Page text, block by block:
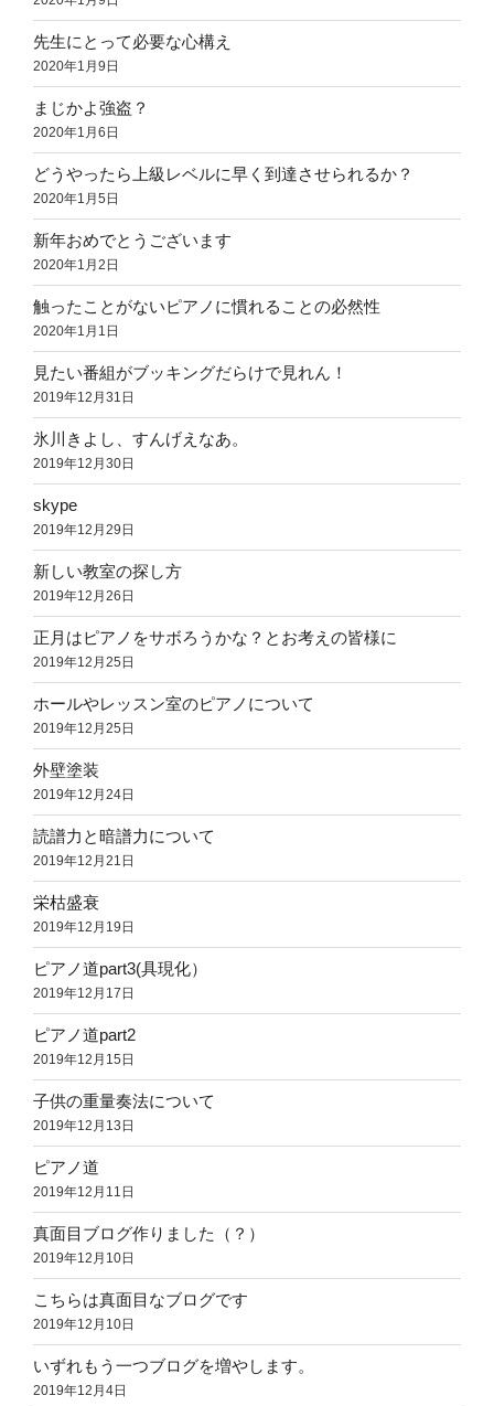
先生にとって必要な心構え
2020年1月9日
まじかよ強盗？
2020年1月6日
どうやったら上級レベルに早く到達させられるか？
2020年1月5日
新年おめでとうございます
2020年1月2日
触ったことがないピアノに慣れることの必然性
2020年1月1日
見たい番組がブッキングだらけで見れん！
2019年12月31日
氷川きよし、すんげえなあ。
2019年12月30日
skype
2019年12月29日
新しい教室の探し方
2019年12月26日
正月はピアノをサボろうかな？とお考えの皆様に
2019年12月25日
ホールやレッスン室のピアノについて
2019年12月25日
外壁塗装
2019年12月24日
読譜力と暗譜力について
2019年12月21日
栄枯盛衰
2019年12月19日
ピアノ道part3(具現化）
2019年12月17日
ピアノ道part2
2019年12月15日
子供の重量奏法について
2019年12月13日
ピアノ道
2019年12月11日
真面目ブログ作りました（？）
2019年12月10日
こちらは真面目なブログです
2019年12月10日
いずれもう一つブログを増やします。
2019年12月4日